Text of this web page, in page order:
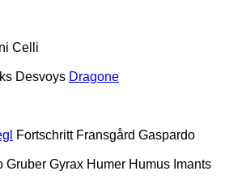
Celli
Desvoys Dragone
Fortschritt Fransgård Gaspardo
Gruber Gyrax Humer Humus Imants